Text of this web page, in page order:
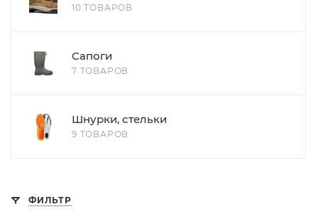
10 ТОВАРОВ
Сапоги
7 ТОВАРОВ
Шнурки, стельки
9 ТОВАРОВ
ФИЛЬТР